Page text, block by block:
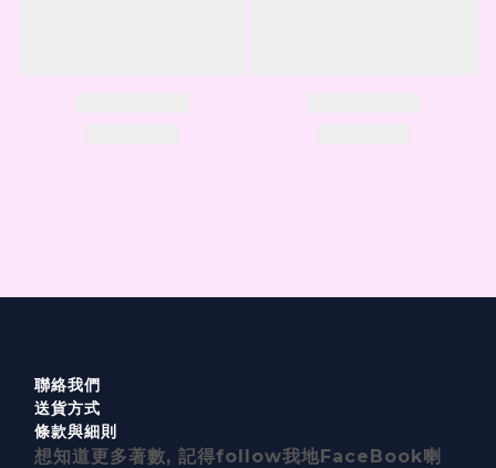
聯絡我們
送貨方式
條款與細則
想知道更多著數, 記得follow我地FaceBook喇